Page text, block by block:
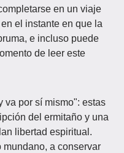
en un viaje
el instante en que la
e incluso puede
de leer este
va por sí mismo": estas
del ermitaño y una
libertad espiritual.
mundano, a conservar